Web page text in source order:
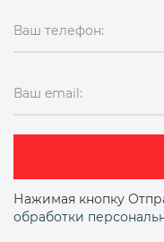
Ваш телефон:
Ваш email:
Нажимая кнопку
обработки